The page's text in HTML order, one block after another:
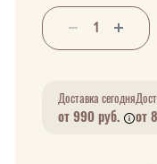
Доставка сегодня
от 990 руб. от